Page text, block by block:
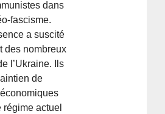
dans
fascisme.
a suscité
des nombreux
l’Ukraine. Ils
de
actuel